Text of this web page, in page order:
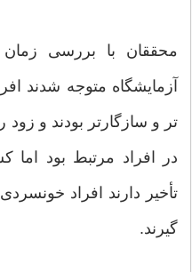
محققان با بررسی
آزمایشگاه متوجه شدند
تر و سازگارتر بودند و
در افراد مرتبط بود
تأخیر دارند افراد
گیرند.